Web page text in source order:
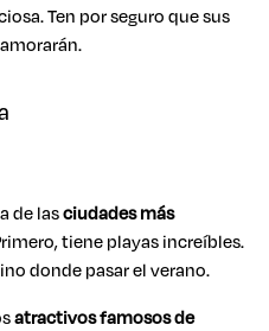
Ten por seguro que sus
de lasciudades más
tiene playas increíbles.
donde pasar el verano.
atractivos famosos de